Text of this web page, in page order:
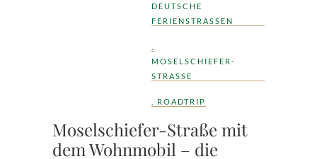
DEUTSCHE
FERIENSTRASSEN
MOSELSCHIEFER-
STRASSE
ROADTRIP
Moselschiefer-Straße mit
dem Wohnmobil – die